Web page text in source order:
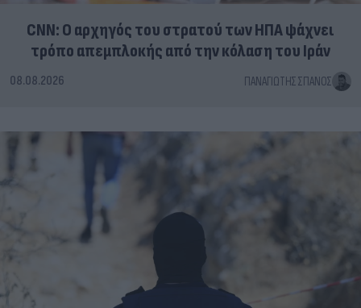
CNN: Ο αρχηγός του στρατού των ΗΠΑ ψάχνει
τρόπο απεμπλοκής από την κόλαση του Ιράν
08.08.2026 ΠΑΝΑΓΙΏΤΗΣ ΣΠΑΝΌΣ